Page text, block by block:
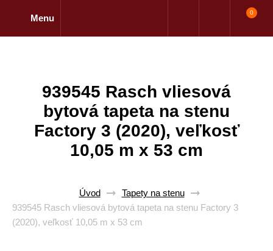
Menu
0
939545 Rasch vliesová
bytová tapeta na stenu
Factory 3 (2020), veľkosť
10,05 m x 53 cm
Úvod
Tapety na stenu
939545 Rasch vliesová bytová tapeta na stenu Factory 3
(2020), veľkosť 10,05 m x 53 cm